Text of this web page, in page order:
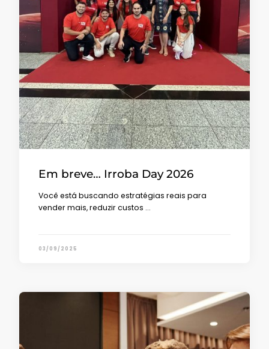
Em breve… Irroba Day 2026
Você está buscando estratégias reais para
vender mais, reduzir custos …
03/09/2025